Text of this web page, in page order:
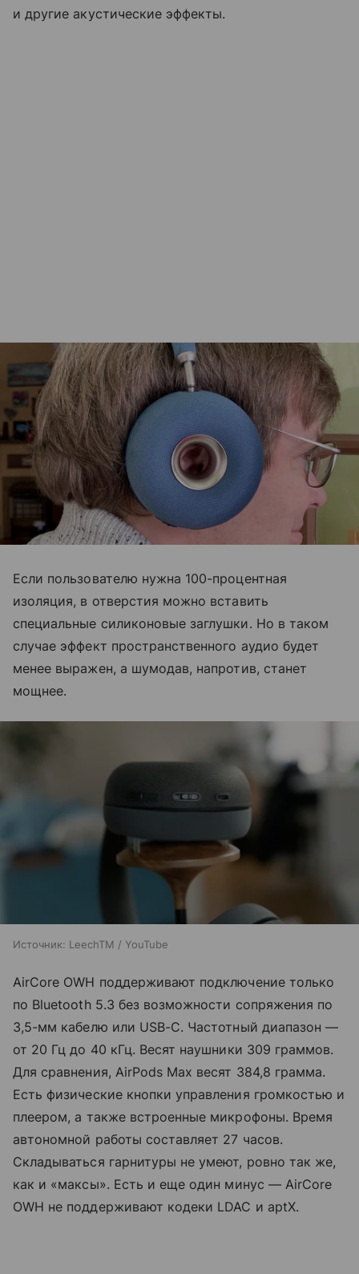
и другие акустические эффекты.
Если пользователю нужна 100-процентная
изоляция, в отверстия можно вставить
специальные силиконовые заглушки. Но в таком
случае эффект пространственного аудио будет
менее выражен, а шумодав, напротив, станет
мощнее.
Источник: LeechTM / YouTube
AirCore OWH поддерживают подключение только
по Bluetooth 5.3 без возможности сопряжения по
3,5-мм кабелю или USB-C. Частотный диапазон —
от 20 Гц до 40 кГц. Весят наушники 309 граммов.
Для сравнения, AirPods Max весят 384,8 грамма.
Есть физические кнопки управления громкостью и
плеером, а также встроенные микрофоны. Время
автономной работы составляет 27 часов.
Складываться гарнитуры не умеют, ровно так же,
как и «максы». Есть и еще один минус — AirCore
OWH не поддерживают кодеки LDAC и aptX.